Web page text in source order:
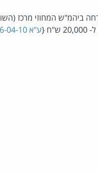
25.7.2010 דחה ביהמ"ש
{
ע"א 23676-04-10 מור יצחק נ' אמיר אריק